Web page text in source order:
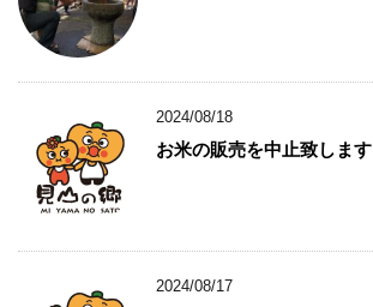
2024/08/18
お米の販売を中止致します
2024/08/17